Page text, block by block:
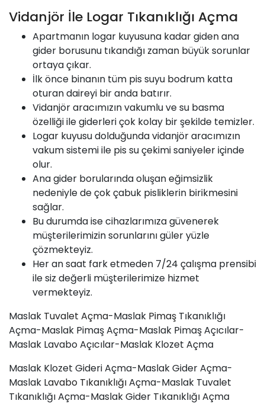
Vidanjör İle Logar Tıkanıklığı Açma
Apartmanın logar kuyusuna kadar giden ana
gider borusunu tıkandığı zaman büyük sorunlar
ortaya çıkar.
İlk önce binanın tüm pis suyu bodrum katta
oturan daireyi bir anda batırır.
Vidanjör aracımızın vakumlu ve su basma
özelliği ile giderleri çok kolay bir şekilde temizler.
Logar kuyusu dolduğunda vidanjör aracımızın
vakum sistemi ile pis su çekimi saniyeler içinde
olur.
Ana gider borularında oluşan eğimsizlik
nedeniyle de çok çabuk pisliklerin birikmesini
sağlar.
Bu durumda ise cihazlarımıza güvenerek
müşterilerimizin sorunlarını güler yüzle
çözmekteyiz.
Her an saat fark etmeden 7/24 çalışma prensibi
ile siz değerli müşterilerimize hizmet
vermekteyiz.
Maslak Tuvalet Açma-Maslak Pimaş Tıkanıklığı
Açma-Maslak Pimaş Açma-Maslak Pimaş Açıcılar-
Maslak Lavabo Açıcılar-Maslak Klozet Açma
Maslak Klozet Gideri Açma-Maslak Gider Açma-
Maslak Lavabo TıkanıklığıAçma-Maslak Tuvalet
Tıkanıklığı Açma-Maslak Gider Tıkanıklığı Açma